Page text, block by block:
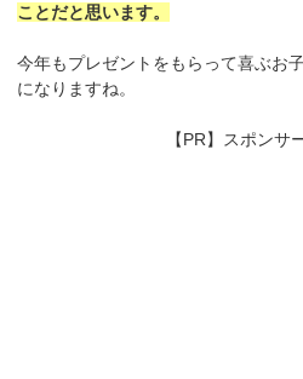
ことだと思います。
今年もプレゼントをもらって喜ぶお
になりますね。
【PR】スポンサ